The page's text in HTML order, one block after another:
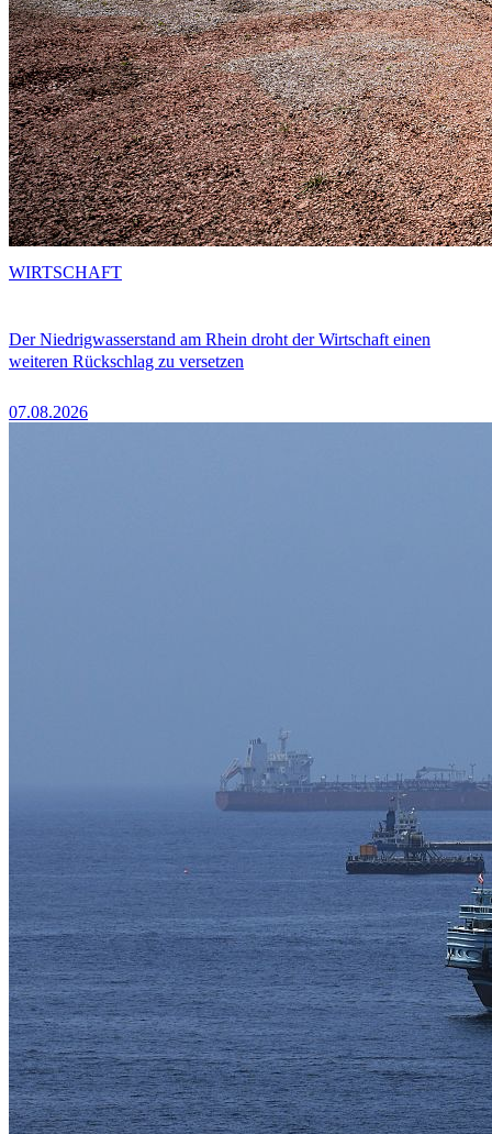
Der Niedrigwasserstand am Rhein droht der Wirtschaft einen
weiteren Rückschlag zu versetzen
07.08.2026
WIRTSCHAFT